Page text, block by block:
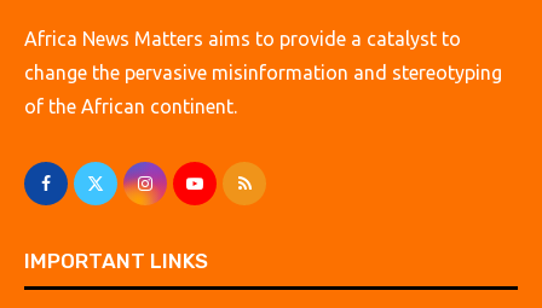
Africa News Matters aims to provide a catalyst to
change the pervasive misinformation and stereotyping
of the African continent.
IMPORTANT LINKS